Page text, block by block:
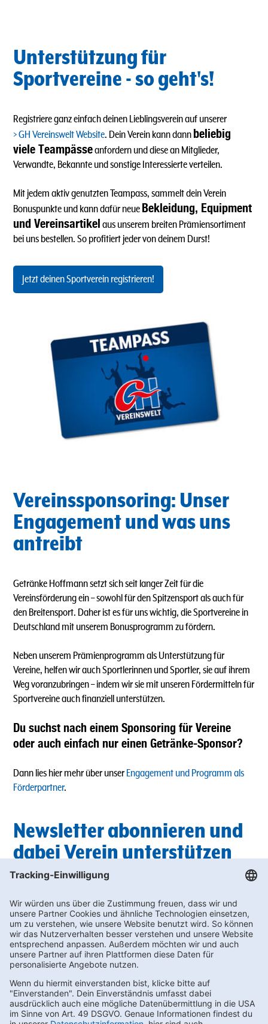
Unterstützung für
Sportvereine - so geht's!
Registriere ganz einfach deinen Lieblingsverein auf unserer
GH Vereinswelt Website. Dein Verein kann dann beliebig
viele Teampässeanfordern und diese an Mitglieder,
Verwandte, Bekannte und sonstige Interessierte verteilen.
Mit jedem aktiv genutzten Teampass, sammelt dein Verein
Bonuspunkte und kann dafür neue Bekleidung, Equipment
und Vereinsartikel aus unserem breiten Prämiensortiment
bei uns bestellen. So profitiert jeder von deinem Durst!
Jetzt deinen Sportverein registrieren!
Vereinssponsoring: Unser
Engagement und was uns
antreibt
Getränke Hoffmann setzt sich seit langer Zeit für die
Vereinsförderung ein – sowohl für den Spitzensport als auch für
den Breitensport. Daher ist es für uns wichtig, die Sportvereine in
Deutschland mit unserem Bonusprogramm zu fördern.
Neben unserem Prämienprogramm als Unterstützung für
Vereine, helfen wir auch Sportlerinnen und Sportler, sie auf ihrem
Weg voranzubringen – indem wir sie mit unseren Fördermitteln für
Sportvereine auch finanziell unterstützen.
Du suchst nach einem Sponsoring für Vereine
oder auch einfach nur einen Getränke-Sponsor?
Dann lies hier mehr über unser Engagement und Programm als
Förderpartner.
Newsletter abonnieren und
dabei Verein unterstützen
Vereinsfeier? In unserem Newsletter findest du regelmäßig die
neuestenAngebote, bei denen du wertvolle Bonus-punkte für die
Vereinswelt sammeln kannst.
Unterstütze deinen Sportverein und melde dich hier zum
Newsletter an!